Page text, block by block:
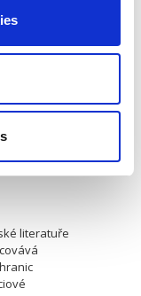
orgánu
literatuře